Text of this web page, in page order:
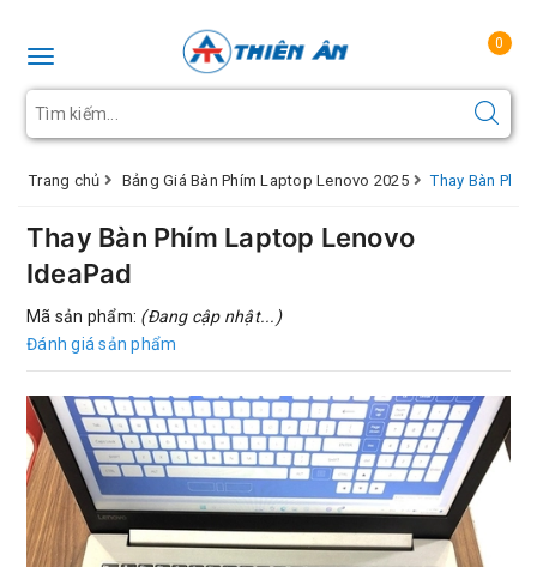
Toggle navigation
0
Trang chủ Bảng Giá Bàn Phím Laptop Lenovo 2025 Thay Bàn
Thay Bàn Phím Laptop Lenovo
IdeaPad
Mã sản phẩm: (Đang cập nhật...)
Đánh giá sản phẩm